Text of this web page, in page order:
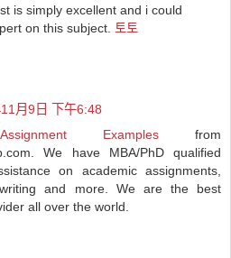
is simply excellent and i could
on this subject.
토토
月9日 下午6:48
Examplesfrom
We have MBA/PhD qualified
on academic assignments,
and more. We are the best
all over the world.